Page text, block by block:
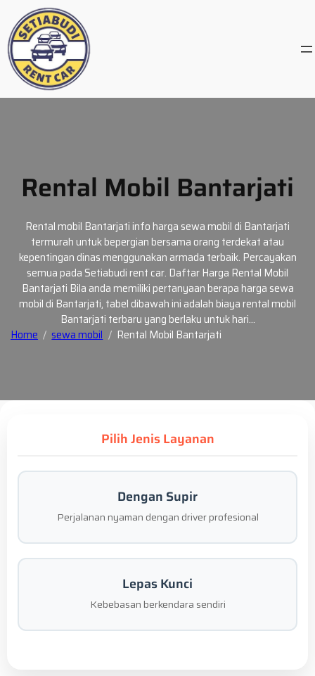
content
Rental Mobil Bantarjati
Rental mobil Bantarjati info harga sewa mobil di Bantarjati
termurah untuk bepergian bersama orang terdekat atau
kepentingan dinas menggunakan armada terbaik. Percayakan
semua pada Setiabudi rent car. Daftar Harga Rental Mobil
Bantarjati Bila anda memiliki pertanyaan berapa harga sewa
mobil di Bantarjati, tabel dibawah ini adalah biaya rental mobil
Bantarjati terbaru yang berlaku untuk hari…
Home
sewa mobil Rental Mobil Bantarjati
Pilih Jenis Layanan
Dengan Supir
Perjalanan nyaman dengan driver profesional
Lepas Kunci
Kebebasan berkendara sendiri